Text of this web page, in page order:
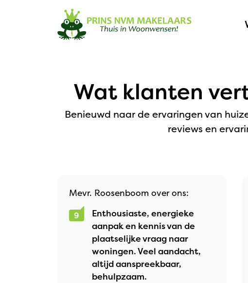
Navigation
Wat klanten
Benieuwd naar de ervaringen van
reviews en
Mevr. Roosenboom over ons:
9
Enthousiaste, energieke
aanpak en kennis van de
plaatselijke vraag naar
woningen. Veel aandacht,
altijd aanspreekbaar,
behulpzaam.